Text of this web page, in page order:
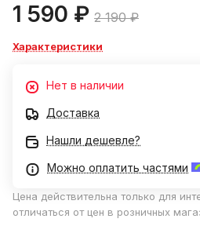
1 590 ₽ 2 190 ₽
Характеристики
Нет в наличии
Доставка
Нашли дешевле?
Можно оплатить частями
Цена действительна только для
отличаться от цен в розничных